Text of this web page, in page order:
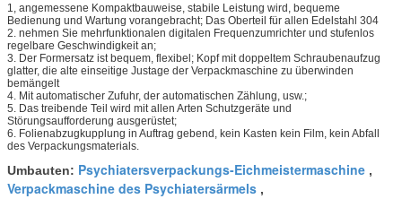
1, angemessene Kompaktbauweise, stabile Leistung wird, bequeme
Bedienung und Wartung vorangebracht; Das Oberteil für allen Edelstahl 304
2. nehmen Sie mehrfunktionalen digitalen Frequenzumrichter und stufenlos
regelbare Geschwindigkeit an;
3. Der Formersatz ist bequem, flexibel; Kopf mit doppeltem Schraubenaufzug
glatter, die alte einseitige Justage der Verpackmaschine zu überwinden
bemängelt
4. Mit automatischer Zufuhr, der automatischen Zählung, usw.;
5. Das treibende Teil wird mit allen Arten Schutzgeräte und
Störungsaufforderung ausgerüstet;
6. Folienabzugkupplung in Auftrag gebend, kein Kasten kein Film, kein Abfall
des Verpackungsmaterials.
Umbauten: Psychiatersverpackungs-Eichmeistermaschine ,
Verpackmaschine des Psychiatersärmels ,